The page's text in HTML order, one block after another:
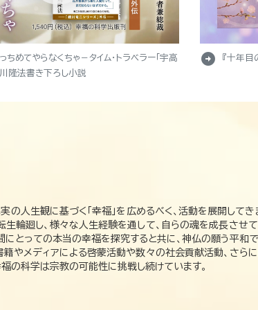
ちめてやらなくちゃ－タイム・トラベラー「宇高
川隆法書き下ろし小説
arrow_circle_right 『十年目
人生観に基づく「幸福」を広めるべく、活動を展開して
輪廻し、様々な人生経験を通して、自らの魂を成長させ
とっての本当の幸福を探究すると共に、神仏の願う平和
やメディアによる啓蒙活動や数々の社会貢献活動、さら
の科学は宗教の可能性に挑戦し続けています。